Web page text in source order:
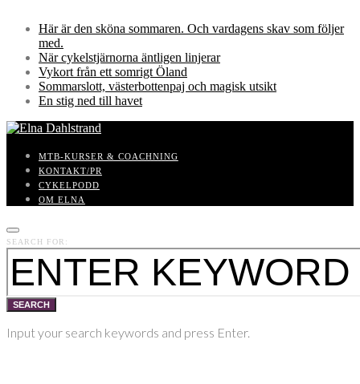
Här är den sköna sommaren. Och vardagens skav som följer
med.
När cykelstjärnorna äntligen linjerar
Vykort från ett somrigt Öland
Sommarslott, västerbottenpaj och magisk utsikt
En stig ned till havet
MTB-KURSER & COACHNING
KONTAKT/PR
CYKELPODD
OM ELNA
SEARCH FOR:
SEARCH
Input your search keywords and press Enter.